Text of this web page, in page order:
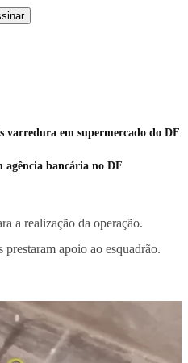
varredura em supermercado do DF
agência bancária no DF
a realização da operação.
apoio ao esquadrão.